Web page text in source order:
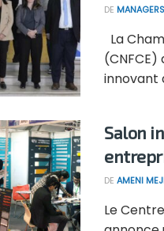
DE MANAGERS
La
innovant
Salon
DE AMENI
Le